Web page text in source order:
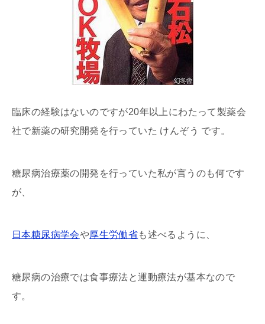
臨床の経験はないのですが20年以上にわたって製薬会
社で新薬の研究開発を行っていた けんぞう です。
糖尿病治療薬の開発を行っていた私が言うのも何です
が、
日本糖尿病学会や厚生労働省も述べるように、
糖尿病の治療では食事療法と運動療法が基本なので
す。